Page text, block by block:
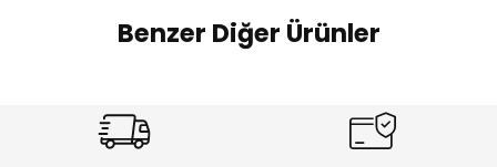
Benzer Diğer Ürünler
Onca Çizgili Erkek Çocuk Şort
Urban Fit Erkek Çocuk Pantolon